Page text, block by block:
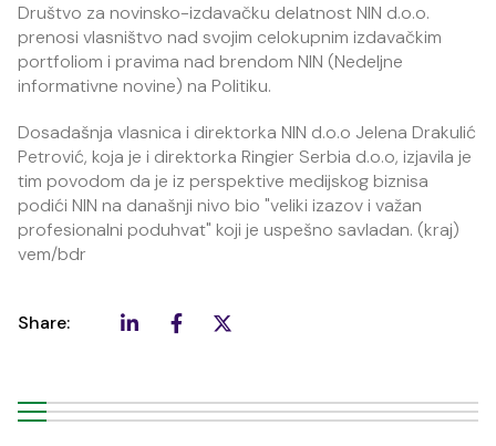
Društvo za novinsko-izdavačku delatnost NIN d.o.o.
prenosi vlasništvo nad svojim celokupnim izdavačkim
portfoliom i pravima nad brendom NIN (Nedeljne
informativne novine) na Politiku.
Dosadašnja vlasnica i direktorka NIN d.o.o Jelena Drakulić
Petrović, koja je i direktorka Ringier Serbia d.o.o, izjavila je
tim povodom da je iz perspektive medijskog biznisa
podići NIN na današnji nivo bio "veliki izazov i važan
profesionalni poduhvat" koji je uspešno savladan. (kraj)
vem/bdr
Share: